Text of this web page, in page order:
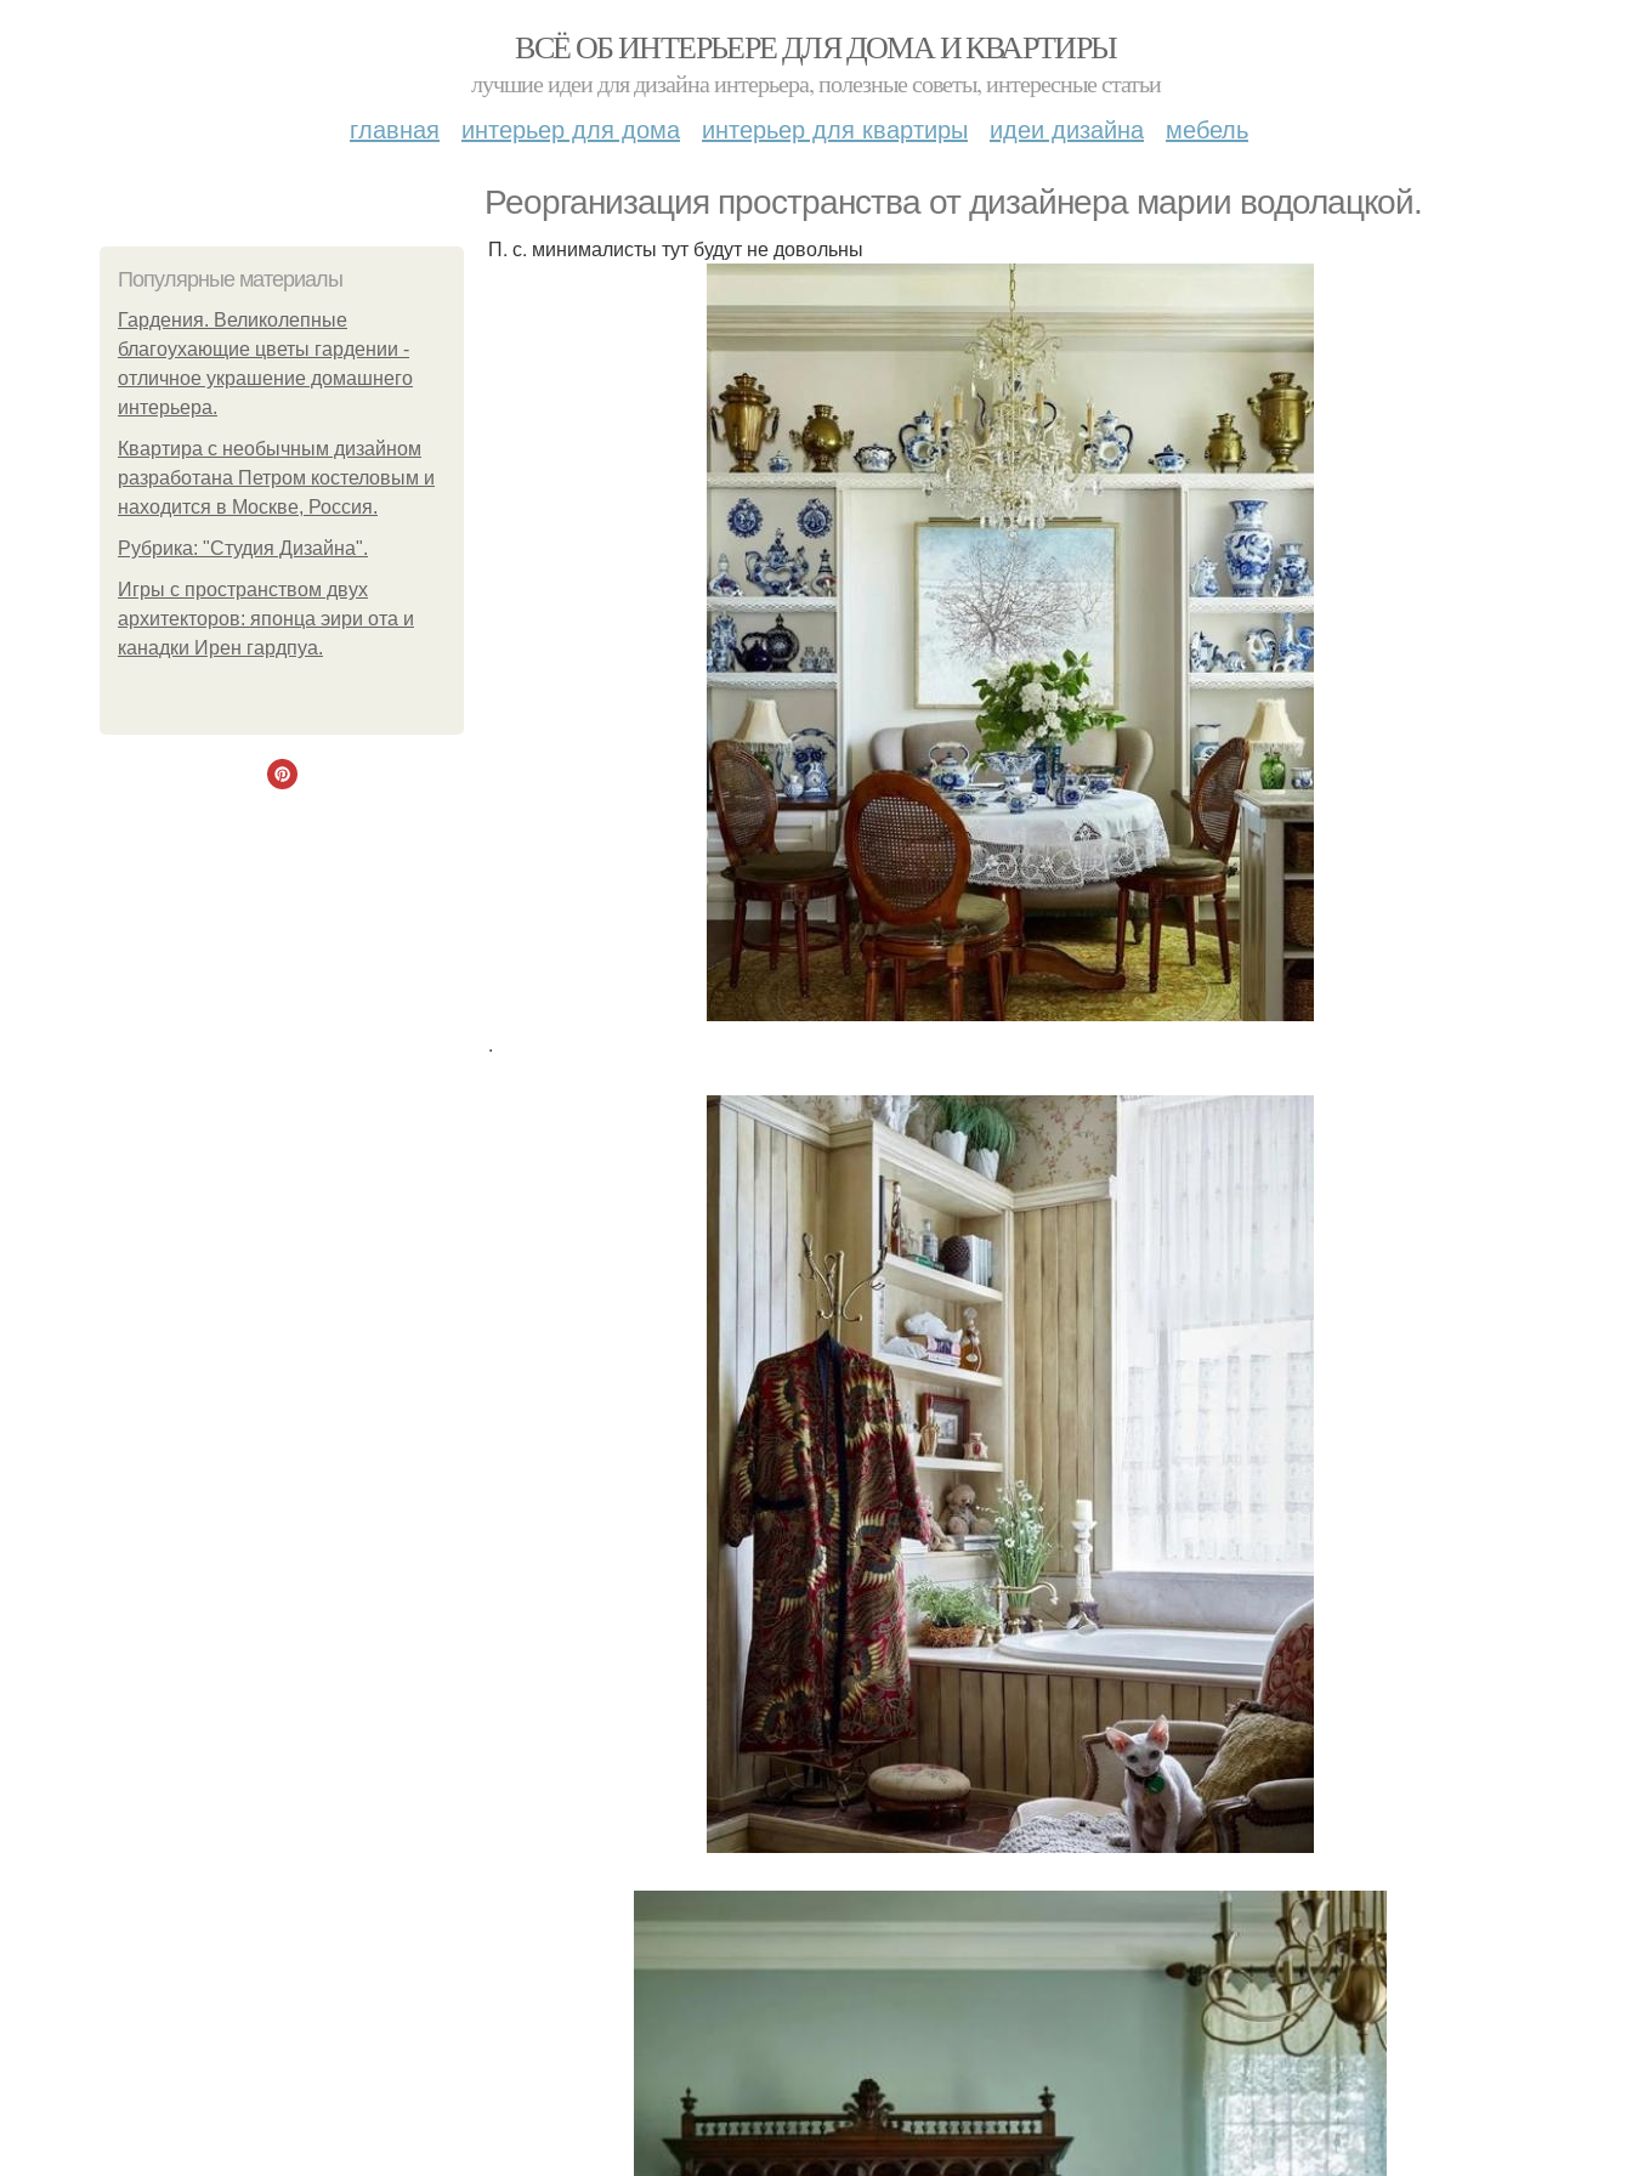
ВСЁ ОБ ИНТЕРЬЕРЕ ДЛЯ ДОМА И КВАРТИРЫ
лучшие идеи для дизайна интерьера, полезные советы, интересные статьи
главная интерьер для дома интерьер для квартиры идеи дизайна мебель
Реорганизация пространства от дизайнера марии водолацкой.
Популярные материалы
Гардения. Великолепные
благоухающие цветы гардении -
отличное украшение домашнего
интерьера.
Квартира с необычным дизайном
разработана Петром костеловым и
находится в Москве, Россия.
Рубрика: "Студия Дизайна".
Игры с пространством двух
архитекторов: японца эири ота и
канадки Ирен гардпуа.
П. с. минималисты тут будут не довольны
.